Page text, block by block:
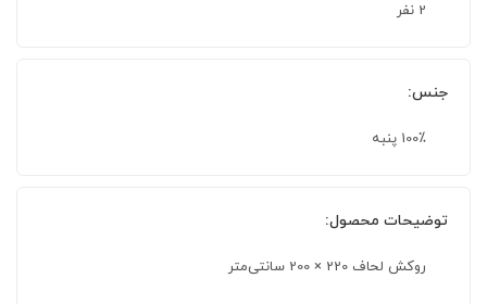
2 نفر
جنس:
100٪ پنبه
توضیحات محصول:
روکش لحاف 220 × 200 سانتی‌متر